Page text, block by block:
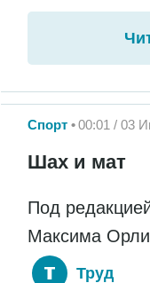
Спорт 00:01 / 03
Шах и мат
Под
Максима
Труд